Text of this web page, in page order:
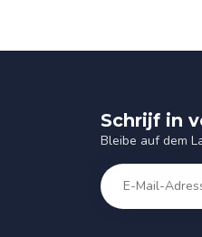
Schrijf in
Bleibe auf dem